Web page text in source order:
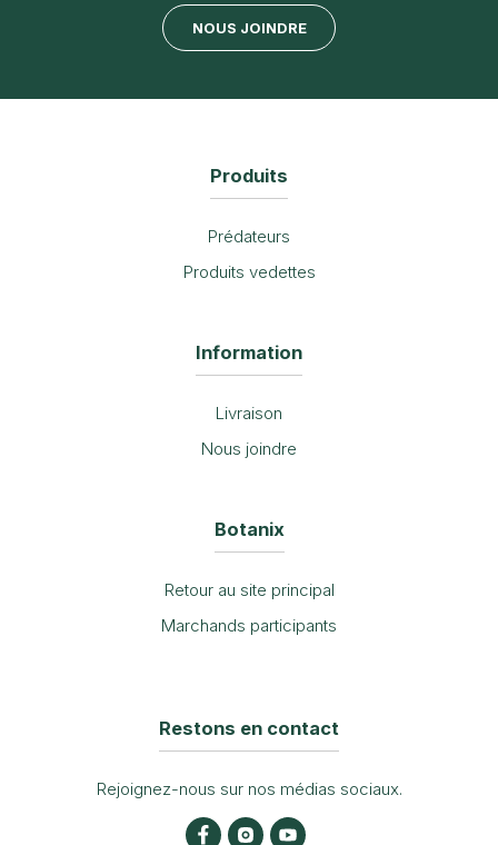
NOUS JOINDRE
Produits
Prédateurs
Produits vedettes
Information
Livraison
Nous joindre
Botanix
Retour au site principal
Marchands participants
Restons en contact
Rejoignez-nous sur nos médias sociaux.